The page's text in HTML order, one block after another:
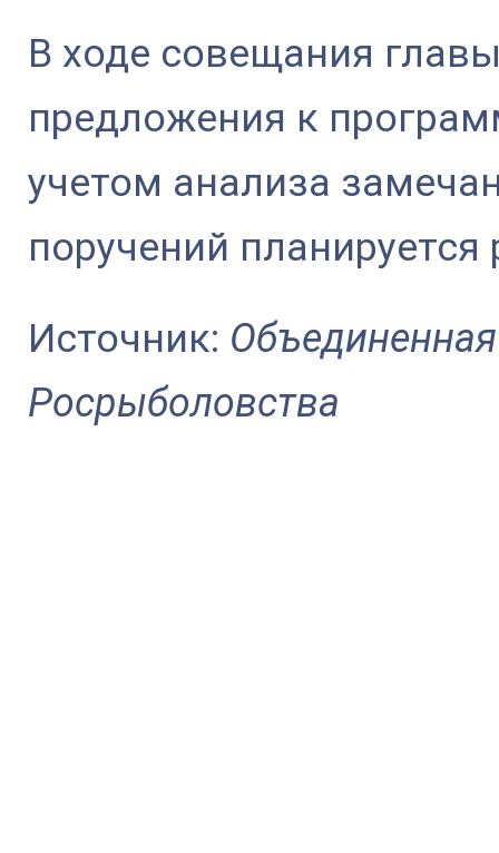
В ходе совещания
предложения к
учетом анализа
поручений
Источник:
Росрыболовства